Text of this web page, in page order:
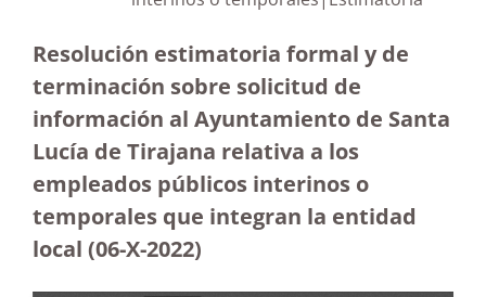
Resolución estimatoria formal y de
terminación sobre solicitud de
información al Ayuntamiento de Santa
Lucía de Tirajana relativa a los
empleados públicos interinos o
temporales que integran la entidad
local (06-X-2022)